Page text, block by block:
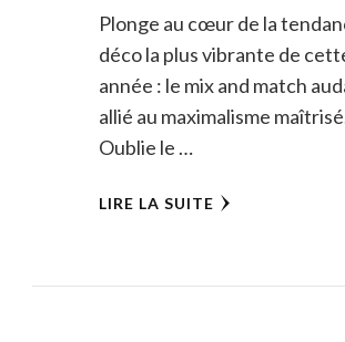
Plonge au cœur de la
déco la plus vibrante de
année : le mix and match
allié au maximalisme
Oublie le …
LIRE LA SUITE